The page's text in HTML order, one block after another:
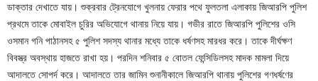
ডাক্তার দেখাতে যায়। শুক্রবার ট্রেনযোগে খুলনায় ফেরার পথে ফুলতলা এলাকায় জিআরপি পুলিশ
প্রথমে তাকে মোবাইল চুরির অভিযোগে থানায় নিয়ে যায়। গভীর রাতে জিআরপি পুলিশের ওসি
ওসমান গনি পাঠানসহ ৫ পুলিশ সদস্য থানার মধ্যে তাকে ধর্ষণসহ মারধর করে। তাকে দীর্ঘক্ষণ
বিবস্ত্র অবস্থায় হাজতে রাখা হয়। পরদিন শনিবার ৫ বোতল ফেন্সিডিলসহ মাদক মামলা দিয়ে
আদালতে সোপর্দ করে। আদালতে তার জামিন শুনানীকালে জিআরপি থানায় পুলিশের গণধর্ষণের